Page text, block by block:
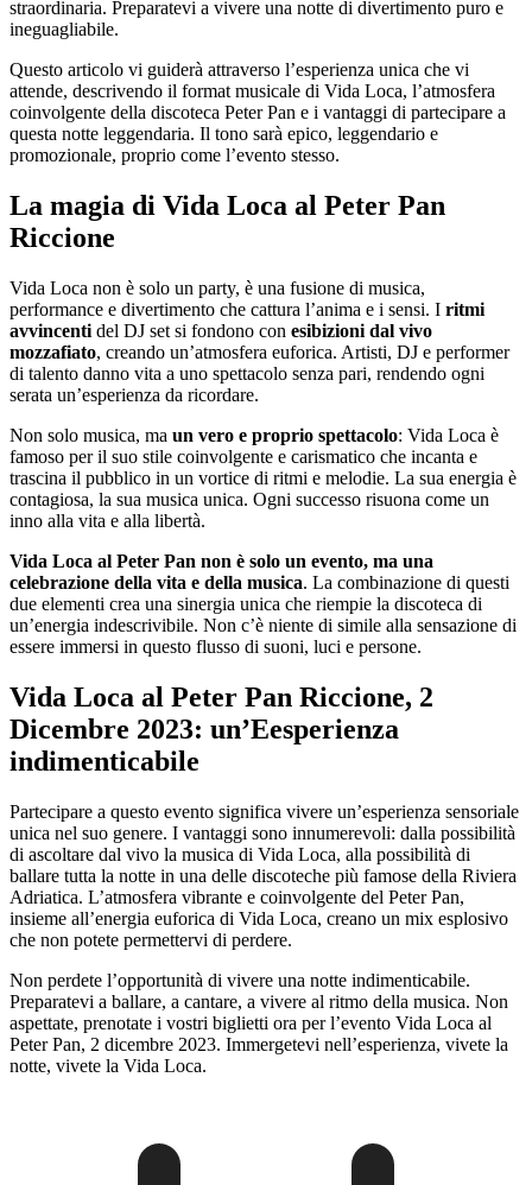
straordinaria. Preparatevi a vivere una notte di divertimento puro e
ineguagliabile.
Questo articolo vi guiderà attraverso l’esperienza unica che vi
attende, descrivendo il format musicale di Vida Loca, l’atmosfera
coinvolgente della discoteca Peter Pan e i vantaggi di partecipare a
questa notte leggendaria. Il tono sarà epico, leggendario e
promozionale, proprio come l’evento stesso.
La magia di Vida Loca al Peter Pan
Riccione
Vida Loca non è solo un party, è una fusione di musica,
performance e divertimento che cattura l’anima e i sensi. I ritmi
avvincenti del DJ set si fondono con esibizioni dal vivo
mozzafiato, creando un’atmosfera euforica. Artisti, DJ e performer
di talento danno vita a uno spettacolo senza pari, rendendo ogni
serata un’esperienza da ricordare.
Non solo musica, ma un vero e proprio spettacolo: Vida Loca è
famoso per il suo stile coinvolgente e carismatico che incanta e
trascina il pubblico in un vortice di ritmi e melodie. La sua energia è
contagiosa, la sua musica unica. Ogni successo risuona come un
inno alla vita e alla libertà.
Vida Loca al Peter Pan non è solo un evento, ma una
celebrazione della vita e della musica. La combinazione di questi
due elementi crea una sinergia unica che riempie la discoteca di
un’energia indescrivibile. Non c’è niente di simile alla sensazione di
essere immersi in questo flusso di suoni, luci e persone.
Vida Loca al Peter Pan Riccione, 2
Dicembre 2023: un’Eesperienza
indimenticabile
Partecipare a questo evento significa vivere un’esperienza sensoriale
unica nel suo genere. I vantaggi sono innumerevoli: dalla possibilità
di ascoltare dal vivo la musica di Vida Loca, alla possibilità di
ballare tutta la notte in una delle discoteche più famose della Riviera
Adriatica. L’atmosfera vibrante e coinvolgente del Peter Pan,
insieme all’energia euforica di Vida Loca, creano un mix esplosivo
che non potete permettervi di perdere.
Non perdete l’opportunità di vivere una notte indimenticabile.
Preparatevi a ballare, a cantare, a vivere al ritmo della musica. Non
aspettate, prenotate i vostri biglietti ora per l’evento Vida Loca al
Peter Pan, 2 dicembre 2023. Immergetevi nell’esperienza, vivete la
notte, vivete la Vida Loca.